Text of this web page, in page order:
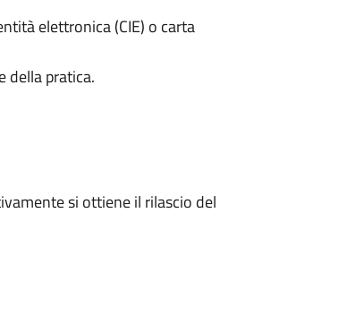
elettronica (CIE) o carta
della pratica.
si ottiene il rilascio del